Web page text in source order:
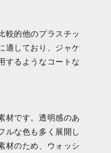
較的他のプラスチッ
適しており、ジャケ
するようなコートな
材です。透明感のあ
ルな色も多く展開し
材のため、ウォッシ